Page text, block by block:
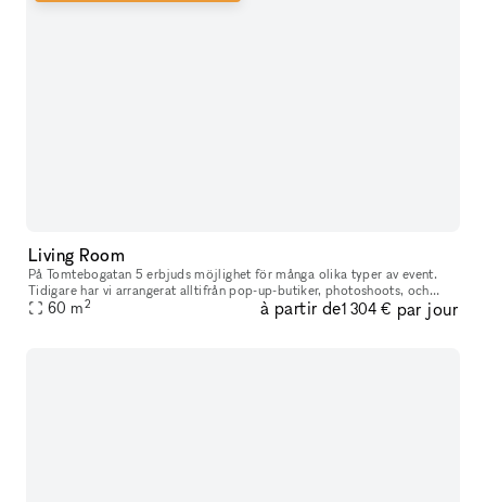
Living Room
På Tomtebogatan 5 erbjuds möjlighet för många olika typer av event.
Tidigare har vi arrangerat alltifrån pop-up-butiker, photoshoots, och
bokreleaser till bolagsstämmor, middagar och after work. Loka
60 m2 à partir de1 304 € par jour